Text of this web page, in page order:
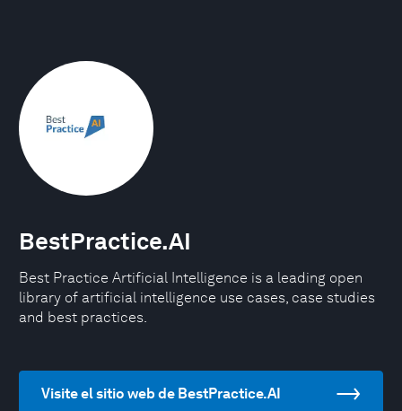
BestPractice.AI
Best Practice Artificial Intelligence is a leading open
library of artificial intelligence use cases, case studies
and best practices.
Visite el sitio web de BestPractice.AI